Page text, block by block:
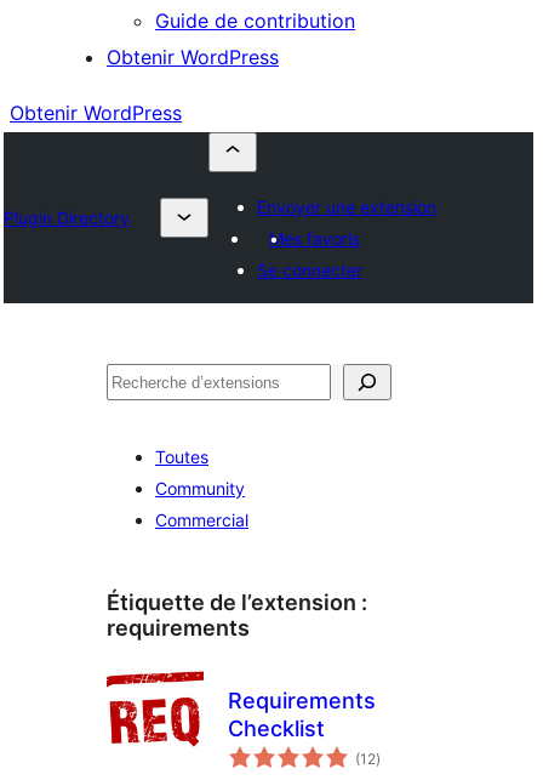
Guide de contribution
Obtenir WordPress
Obtenir WordPress
Plugin Directory
Envoyer une extension
Mes favoris
Se connecter
Rechercher
Toutes
Community
Commercial
Étiquette de l’extension :
requirements
Requirements
Checklist
(12notes
en
)